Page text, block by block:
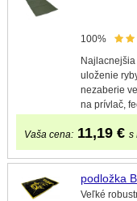
100%
uloženie
nezaberie
na prívlač,
Vaša cena: 11,19 € s
podložka
Veľké